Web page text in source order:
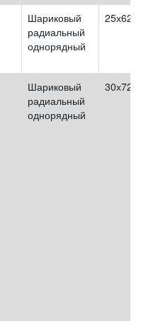
Шариковый
радиальный
однорядный
Шариковый
радиальный
однорядный